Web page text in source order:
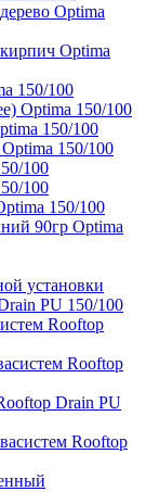
Optima
Optima
150/100
Optima 150/100
150/100
150/100
100
100
150/100
90гр Optima
установки
PU 150/100
Rooftop
Rooftop
Drain PU
Rooftop